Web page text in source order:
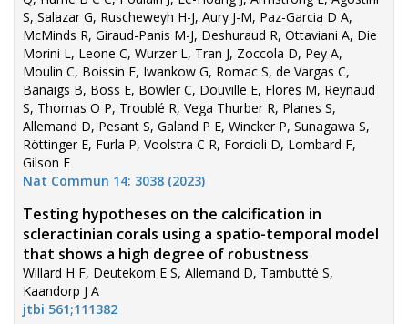
S, Salazar G, Ruscheweyh H-J, Aury J-M, Paz-Garcia D A,
McMinds R, Giraud-Panis M-J, Deshuraud R, Ottaviani A, Die
Morini L, Leone C, Wurzer L, Tran J, Zoccola D, Pey A,
Moulin C, Boissin E, Iwankow G, Romac S, de Vargas C,
Banaigs B, Boss E, Bowler C, Douville E, Flores M, Reynaud
S, Thomas O P, Troublé R, Vega Thurber R, Planes S,
Allemand D, Pesant S, Galand P E, Wincker P, Sunagawa S,
Röttinger E, Furla P, Voolstra C R, Forcioli D, Lombard F,
Gilson E
Nat Commun 14: 3038 (2023)
Testing hypotheses on the calcification in
scleractinian corals using a spatio-temporal model
that shows a high degree of robustness
Willard H F, Deutekom E S, Allemand D, Tambutté S,
Kaandorp J A
jtbi 561;111382